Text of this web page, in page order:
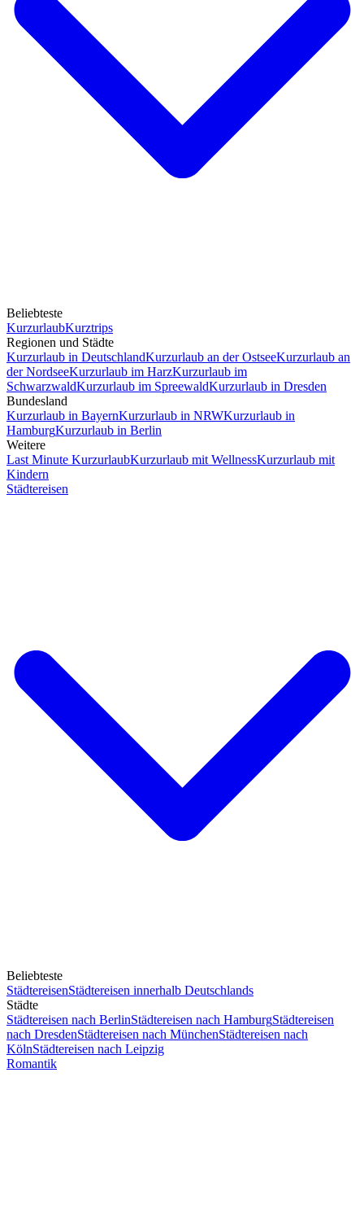
Beliebteste
KurzurlaubKurztrips
Regionen und Städte
Kurzurlaub in DeutschlandKurzurlaub an der OstseeKurzurlaub an
der NordseeKurzurlaub im HarzKurzurlaub im
SchwarzwaldKurzurlaub im SpreewaldKurzurlaub in Dresden
Bundesland
Kurzurlaub in BayernKurzurlaub in NRWKurzurlaub in
HamburgKurzurlaub in Berlin
Weitere
Last Minute KurzurlaubKurzurlaub mit WellnessKurzurlaub mit
Kindern
Städtereisen
Beliebteste
StädtereisenStädtereisen innerhalb Deutschlands
Städte
Städtereisen nach BerlinStädtereisen nach HamburgStädtereisen
nach DresdenStädtereisen nach MünchenStädtereisen nach
KölnStädtereisen nach Leipzig
Romantik